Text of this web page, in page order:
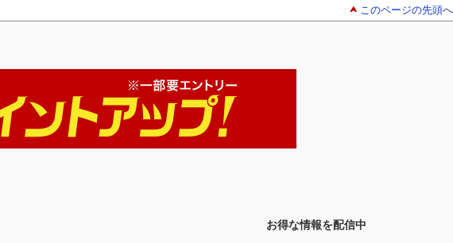
このページの先頭へ
お得な情報を配信中